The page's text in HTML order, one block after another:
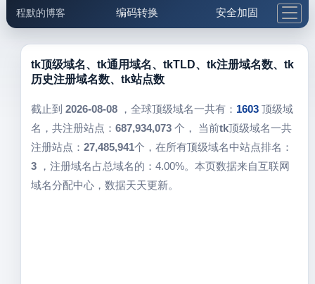
程默的博客 编码转换 安全加固
邮件工具 生活便民 更多工具
5.1支付宝大红包
tk顶级域名、tk通用域名、tkTLD、tk注册域名数、tk
历史注册域名数、tk站点数
截止到 2026-08-08，全球顶级域名一共有： 1603 顶级域
名，共注册站点： 687,934,073 个， 当前tk顶级域名一共
注册站点： 27,485,941个，在所有顶级域名中站点排名：
3，注册域名占总域名的：4.00%。本页数据来自互联网
域名分配中心，数据天天更新。